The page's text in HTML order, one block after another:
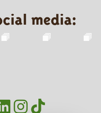
media: